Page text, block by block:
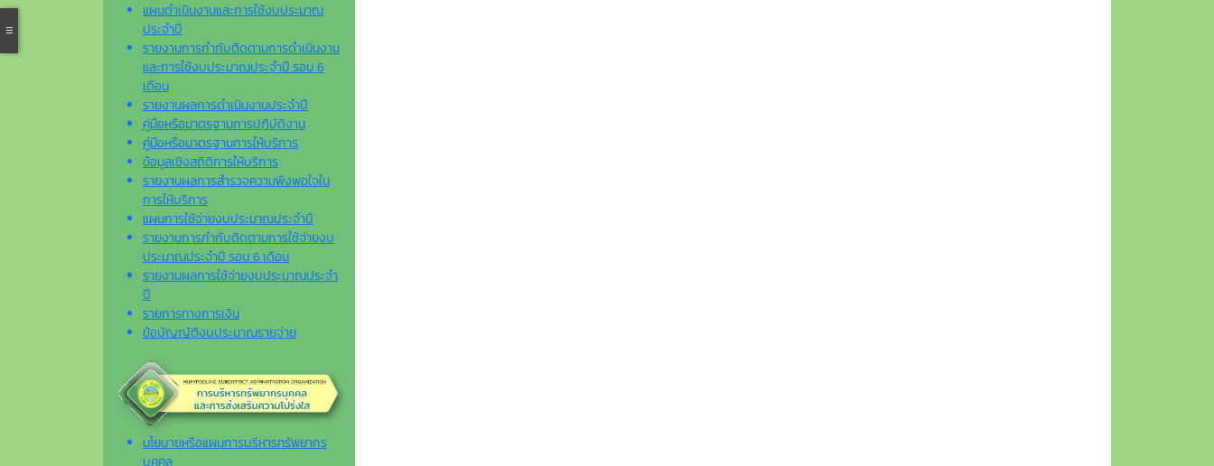
แผนดำเนินงานและการใช้งบประมาณ
ประจำปี
รายงานการกำกับติดตามการดำเนินงาน
และการใช้งบประมาณประจำปี รอบ 6
เดือน
รายงานผลการดำเนินงานประจำปี
คู่มือหรือมาตรฐานการปฏิบัติงาน
คู่มือหรือมาตรฐานการให้บริการ
ข้อมูลเชิงสถิติการให้บริการ
รายงานผลการสำรวจความพึงพอใจใน
การให้บริการ
แผนการใช้จ่ายงบประมาณประจำปี
รายงานการกำกับติดตามการใช้จ่ายงบ
ประมาณประจำปี รอบ 6 เดือน
รายงานผลการใช้จ่ายงบประมาณประจำ
ปี
รายการทางการเงิน
ข้อบัญญัติงบประมาณรายจ่าย
นโยบายหรือแผนการบริหารทรัพยากร